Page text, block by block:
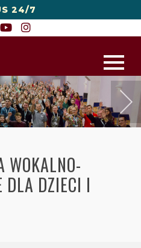
24/7
WOKALNO-
DLA DZIECI I